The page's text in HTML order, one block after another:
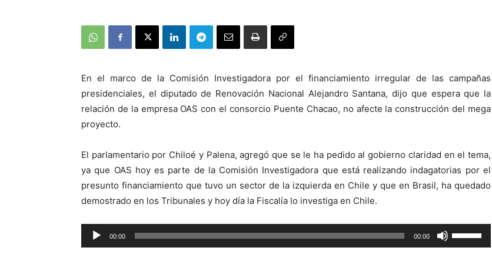
En el marco de la Comisión Investigadora por el financiamiento irregular de las campañas
presidenciales, el diputado de Renovación Nacional Alejandro Santana, dijo que espera que la
relación de la empresa OAS con el consorcio Puente Chacao, no afecte la construcción del mega
proyecto.
El parlamentario por Chiloé y Palena, agregó que se le ha pedido al gobierno claridad en el tema,
ya que OAS hoy es parte de la Comisión Investigadora que está realizando indagatorias por el
presunto financiamiento que tuvo un sector de la izquierda en Chile y que en Brasil, ha quedado
demostrado en los Tribunales y hoy día la Fiscalía lo investiga en Chile.
Reproductor
de
00:00 00:00
las